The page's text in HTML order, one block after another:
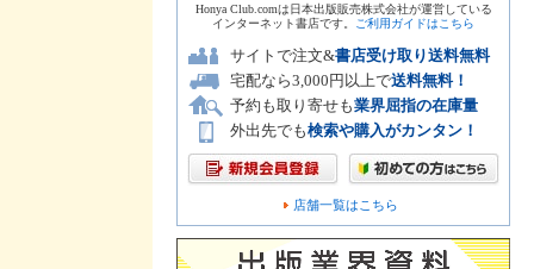
Honya Club.comは日本出版販売株式会社が運営している
インターネット書店です。
ご利用ガイドはこちら
サイトで注文&書店受け取り送料無料
宅配なら3,000円以上で送料無料！
予約も取り寄せも業界屈指の在庫量
外出先でも検索や購入がカンタン！
店舗一覧はこちら